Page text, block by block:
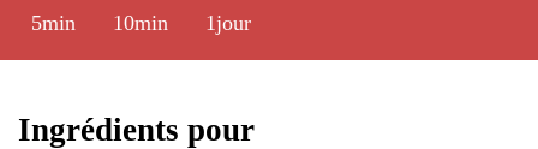
5min 10min 1jour
Ingrédients pour